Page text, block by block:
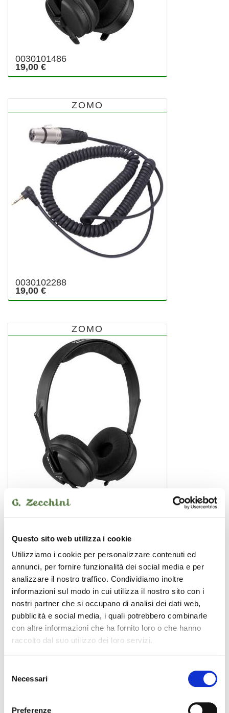
Questo sito web utilizza i cookie
Utilizziamo i cookie per personalizzare contenuti ed
annunci, per fornire funzionalità dei social media e per
analizzare il nostro traffico. Condividiamo inoltre
informazioni sul modo in cui utilizza il nostro sito con i
nostri partner che si occupano di analisi dei dati web,
pubblicità e social media, i quali potrebbero combinarle
con altre informazioni che ha fornito loro o che hanno
raccolto dal suo utilizzo dei loro servizi.
delNecessari
Preferenze
0030101486
19,00 €
ZOMO
0030102288
19,00 €
ZOMO
0030102788
19,00 €
ZOMO